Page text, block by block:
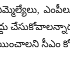
ఎమ్మెల్యేలు,
సీఎం